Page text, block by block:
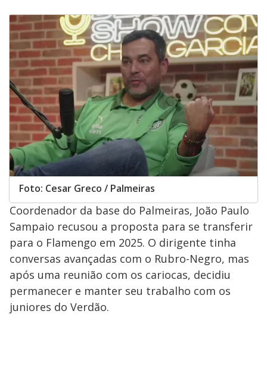
Foto: Cesar Greco / Palmeiras
Coordenador da base do Palmeiras, João Paulo
Sampaio recusou a proposta para se transferir
para o Flamengo em 2025. O dirigente tinha
conversas avançadas com o Rubro-Negro, mas
após uma reunião com os cariocas, decidiu
permanecer e manter seu trabalho com os
juniores do Verdão.